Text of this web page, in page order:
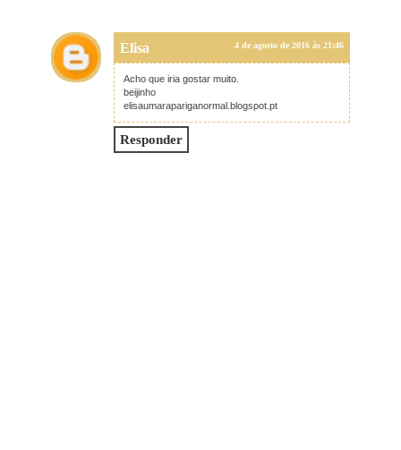
Elisa 4 de agosto de 2016 às 21:46
Acho que iria gostar muito.
beijinho
elisaumarapariganormal.blogspot.pt
Responder